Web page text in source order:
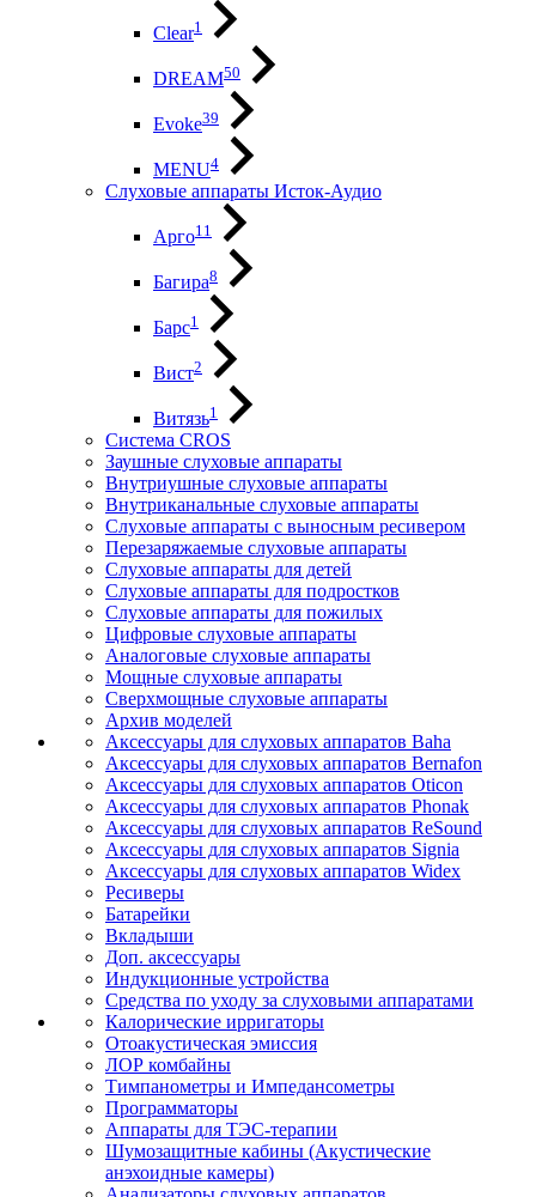
Clear1
DREAM50
Evoke39
MENU4
Слуховые аппараты Исток-Аудио
Арго11
Багира8
Барс1
Вист2
Витязь1
Система CROS
Заушные слуховые аппараты
Внутриушные слуховые аппараты
Внутриканальные слуховые аппараты
Слуховые аппараты с выносным ресивером
Перезаряжаемые слуховые аппараты
Слуховые аппараты для детей
Слуховые аппараты для подростков
Слуховые аппараты для пожилых
Цифровые слуховые аппараты
Аналоговые слуховые аппараты
Мощные слуховые аппараты
Сверхмощные слуховые аппараты
Архив моделей
Аксессуары для слуховых аппаратов Baha
Аксессуары для слуховых аппаратов Bernafon
Аксессуары для слуховых аппаратов Oticon
Аксессуары для слуховых аппаратов Phonak
Аксессуары для слуховых аппаратов ReSound
Аксессуары для слуховых аппаратов Signia
Аксессуары для слуховых аппаратов Widex
Ресиверы
Батарейки
Вкладыши
Доп. аксессуары
Индукционные устройства
Средства по уходу за слуховыми аппаратами
Калорические ирригаторы
Отоакустическая эмиссия
ЛОР комбайны
Тимпанометры и Импедансометры
Программаторы
Аппараты для ТЭС-терапии
Шумозащитные кабины (Акустические
анэхоидные камеры)